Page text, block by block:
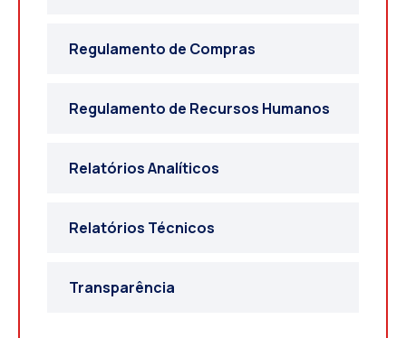
Regulamento de Compras
Regulamento de Recursos Humanos
Relatórios Analíticos
Relatórios Técnicos
Transparência